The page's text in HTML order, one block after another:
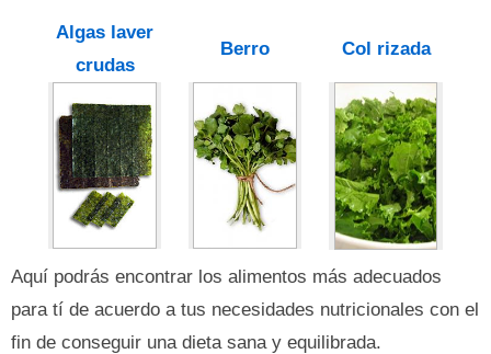
Algas laver
crudas
Berro Col rizada
Aquí podrás encontrar los alimentos más adecuados
para tí de acuerdo a tus necesidades nutricionales con el
fin de conseguir una dieta sana y equilibrada.